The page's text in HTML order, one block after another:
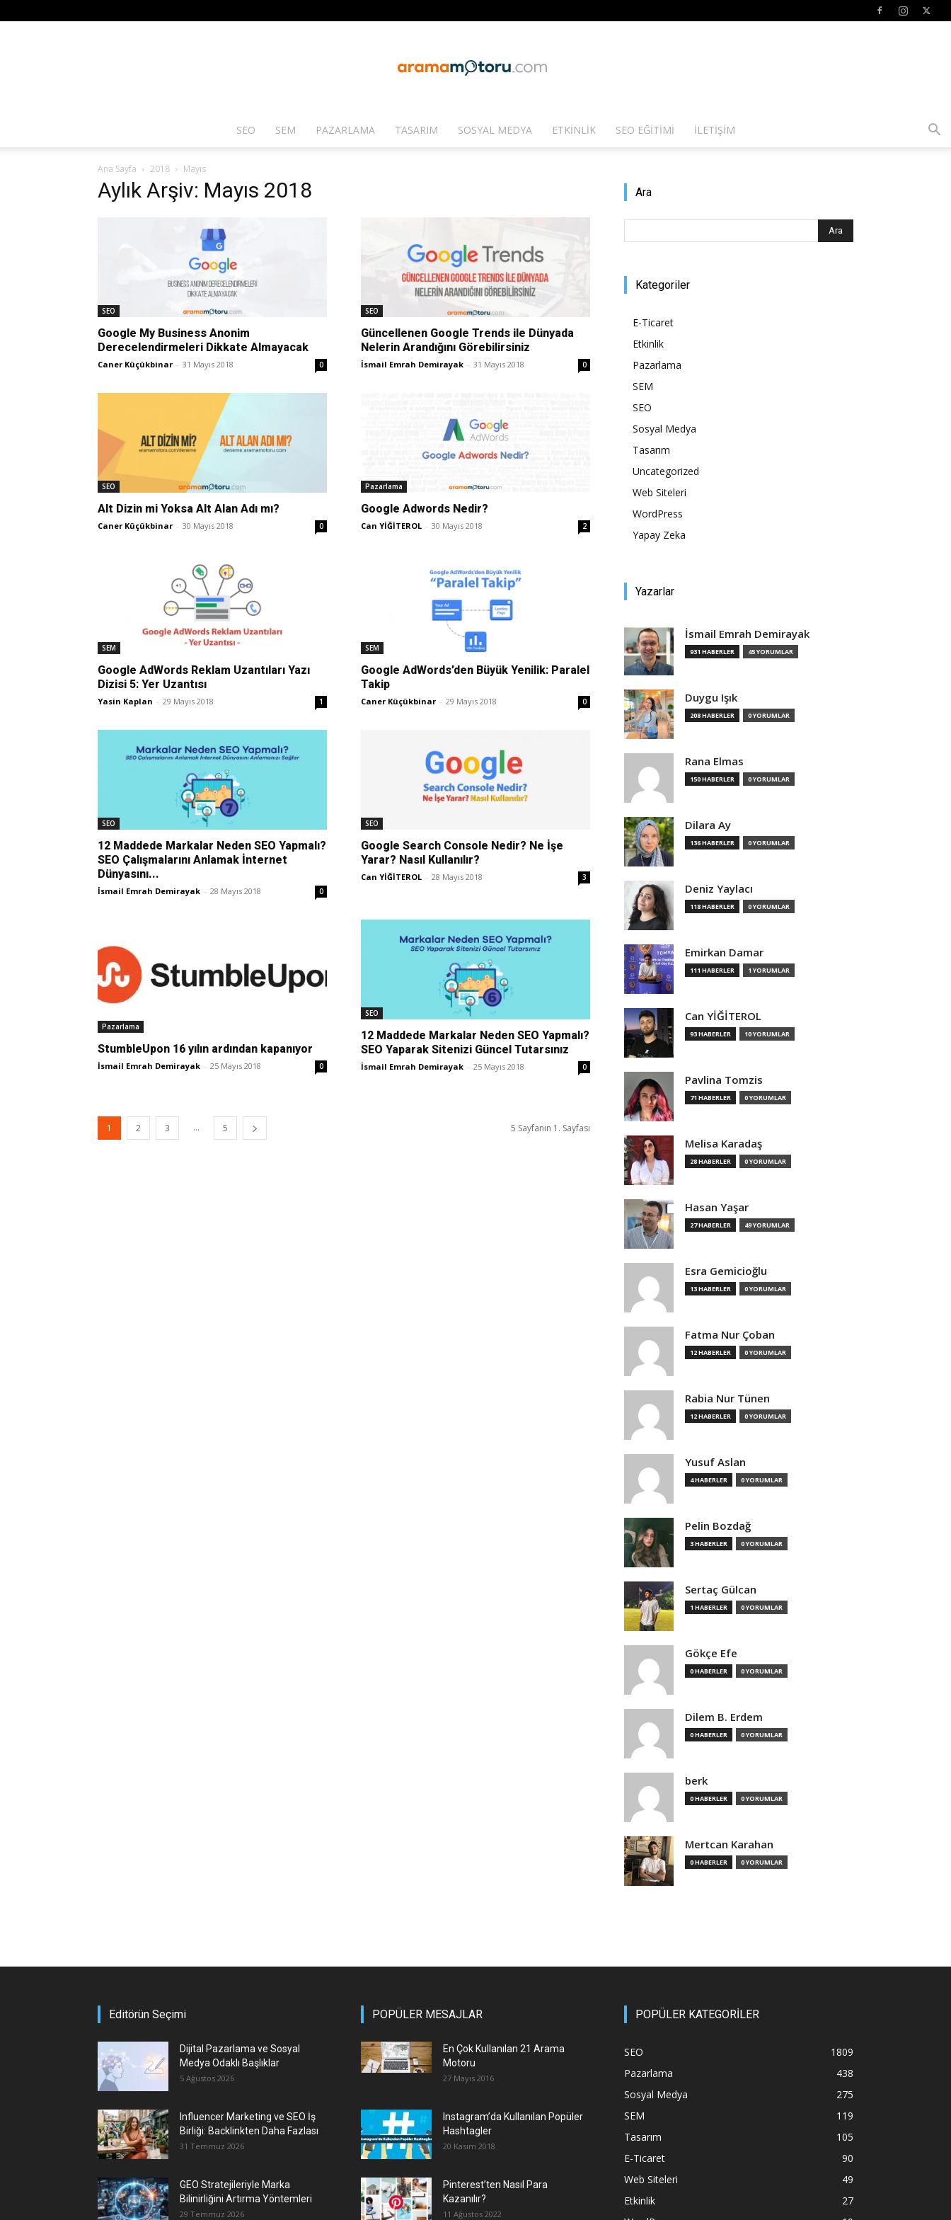
Arama
Pazarlaması
SEM,
ASO,
Tasarım,
SEO SEM PAZARLAMA TASARIM SOSYAL MEDYA ETKINLIK SEO EĞITIMI İLETIŞIM
Ana Sayfa 2018 Mayıs
Aylık Arşiv: Mayıs 2018
SEO
Google My Business Anonim
Derecelendirmeleri Dikkate Almayacak
Caner Küçükbinar - 31 Mayıs 2018 0
SEO
Güncellenen Google Trends ile Dünyada
Nelerin Arandığını Görebilirsiniz
İsmail Emrah Demirayak - 31 Mayıs 2018 0
SEO
Alt Dizin mi Yoksa Alt Alan Adı mı?
Caner Küçükbinar - 30 Mayıs 2018 0
Pazarlama
Google Adwords Nedir?
Can YİĞİTEROL - 30 Mayıs 2018 2
SEM
Google AdWords Reklam Uzantıları Yazı
Dizisi 5: Yer Uzantısı
Yasin Kaplan - 29 Mayıs 2018 1
SEM
Google AdWords’den Büyük Yenilik: Paralel
Takip
Caner Küçükbinar - 29 Mayıs 2018 0
SEO
12 Maddede Markalar Neden SEO Yapmalı?
SEO Çalışmalarını Anlamak İnternet
Dünyasını...
İsmail Emrah Demirayak - 28 Mayıs 2018 0
SEO
Google Search Console Nedir? Ne İşe
Yarar? Nasıl Kullanılır?
Can YİĞİTEROL - 28 Mayıs 2018 3
Pazarlama
StumbleUpon 16 yılın ardından kapanıyor
İsmail Emrah Demirayak - 25 Mayıs 2018 0
SEO
12 Maddede Markalar Neden SEO Yapmalı?
SEO Yaparak Sitenizi Güncel Tutarsınız
İsmail Emrah Demirayak - 25 Mayıs 2018 0
1 2 3 ... 5 5 Sayfanın 1. Sayfası
Ara
Kategoriler
E-Ticaret
Etkinlik
Pazarlama
SEM
SEO
Sosyal Medya
Tasarım
Uncategorized
Web Siteleri
WordPress
Yapay Zeka
Yazarlar
İsmail Emrah Demirayak
931 HABERLER 45 YORUMLAR
Duygu Işık
208 HABERLER 0 YORUMLAR
Rana Elmas
150 HABERLER 0 YORUMLAR
Dilara Ay
136 HABERLER 0 YORUMLAR
Deniz Yaylacı
118 HABERLER 0 YORUMLAR
Emirkan Damar
111 HABERLER 1 YORUMLAR
Can YİĞİTEROL
93 HABERLER 10 YORUMLAR
Pavlina Tomzis
71 HABERLER 0 YORUMLAR
Melisa Karadaş
28 HABERLER 0 YORUMLAR
Hasan Yaşar
27 HABERLER 49 YORUMLAR
Esra Gemicioğlu
13 HABERLER 0 YORUMLAR
Fatma Nur Çoban
12 HABERLER 0 YORUMLAR
Rabia Nur Tünen
12 HABERLER 0 YORUMLAR
Yusuf Aslan
4 HABERLER 0 YORUMLAR
Pelin Bozdağ
3 HABERLER 0 YORUMLAR
Sertaç Gülcan
1 HABERLER 0 YORUMLAR
Gökçe Efe
0 HABERLER 0 YORUMLAR
Dilem B. Erdem
0 HABERLER 0 YORUMLAR
berk
0 HABERLER 0 YORUMLAR
Mertcan Karahan
0 HABERLER 0 YORUMLAR
Editörün Seçimi
Dijital Pazarlama ve Sosyal
Medya Odaklı Başlıklar
5 Ağustos 2026
Influencer Marketing ve SEO İş
Birliği: Backlinkten Daha Fazlası
31 Temmuz 2026
GEO Stratejileriyle Marka
Bilinirliğini Artırma Yöntemleri
29 Temmuz 2026
POPÜLER MESAJLAR
En Çok Kullanılan 21 Arama
Motoru
27 Mayıs 2016
Instagram’da Kullanılan Popüler
Hashtagler
20 Kasım 2018
Pinterest’ten Nasıl Para
Kazanılır?
11 Ağustos 2022
POPÜLER KATEGORİLER
SEO
1809
Pazarlama
438
Sosyal Medya
275
SEM
119
Tasarım
105
E-Ticaret
90
Web Siteleri
49
Etkinlik
27